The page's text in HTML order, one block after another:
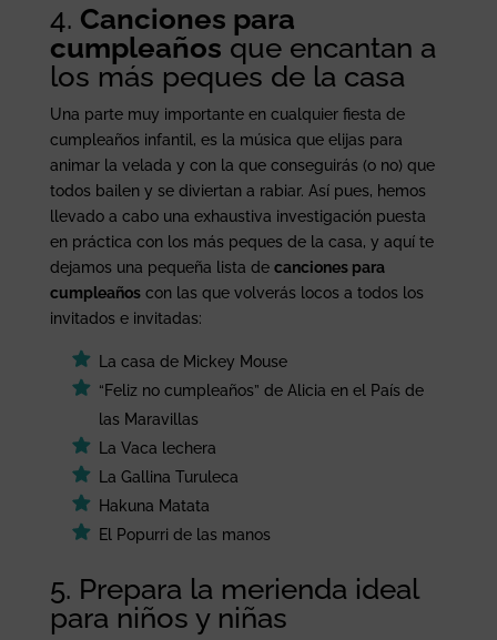
4. Canciones para
cumpleaños que encantan a
los más peques de la casa
Una parte muy importante en cualquier fiesta de
cumpleaños infantil, es la música que elijas para
animar la velada y con la que conseguirás (o no) que
todos bailen y se diviertan a rabiar. Así pues, hemos
llevado a cabo una exhaustiva investigación puesta
en práctica con los más peques de la casa, y aquí te
dejamos una pequeña lista de canciones para
cumpleañoscon las que volverás locos a todos los
invitados e invitadas:
La casa de Mickey Mouse
“Feliz no cumpleaños” de Alicia en el País de
las Maravillas
La Vaca lechera
La Gallina Turuleca
Hakuna Matata
El Popurri de las manos
5. Prepara la merienda ideal
para niños y niñas